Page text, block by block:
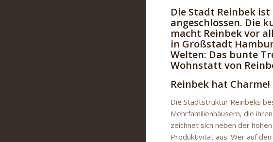
Die Stadt Reinbek ist
angeschlossen. Die
macht Reinbek vor
in Großstadt
Welten: Das bunte
Wohnstatt von
Reinbek hat Charme!
Die Stadtstruktur Reinbeks
Mehrfamilienhäusern, die
zeichnet sich neben der
Produktivität aus. Wer auf